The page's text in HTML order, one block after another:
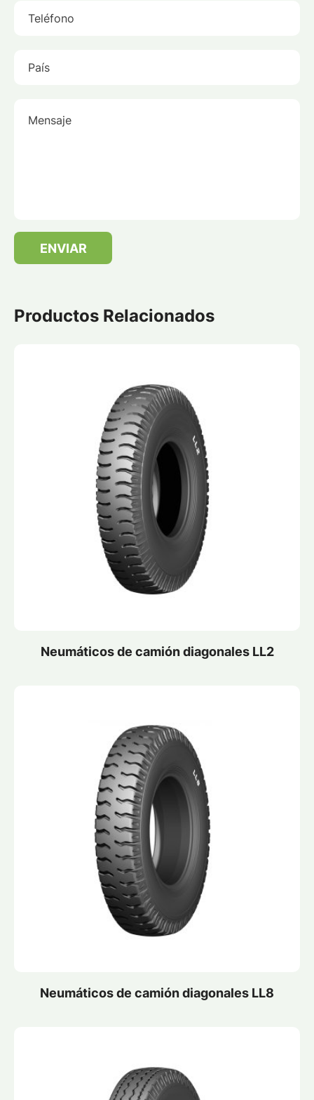
Teléfono
País
Mensaje
ENVIAR
Productos Relacionados
Neumáticos de camión diagonales LL2
Neumáticos de camión diagonales LL8